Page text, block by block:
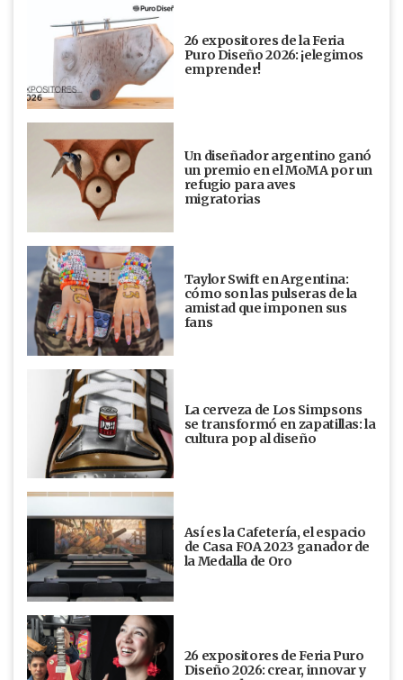
26 expositores de la Feria
Puro Diseño 2026: ¡elegimos
emprender!
Un diseñador argentino ganó
un premio en el MoMA por un
refugio para aves
migratorias
Taylor Swift en Argentina:
cómo son las pulseras de la
amistad que imponen sus
fans
La cerveza de Los Simpsons
se transformó en zapatillas: la
cultura pop al diseño
Así es la Cafetería, el espacio
de Casa FOA 2023 ganador de
la Medalla de Oro
26 expositores de Feria Puro
Diseño 2026: crear, innovar y